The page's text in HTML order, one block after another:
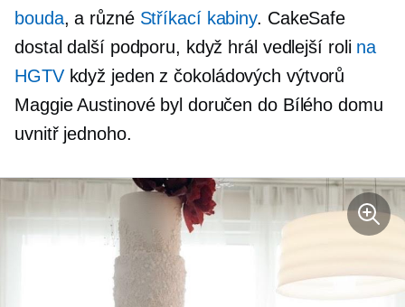
bouda, a různé Stříkací kabiny. CakeSafe
dostal další podporu, když hrál vedlejší roli na
HGTVkdyž jeden z čokoládových výtvorů
Maggie Austinové byl doručen do Bílého domu
uvnitř jednoho.